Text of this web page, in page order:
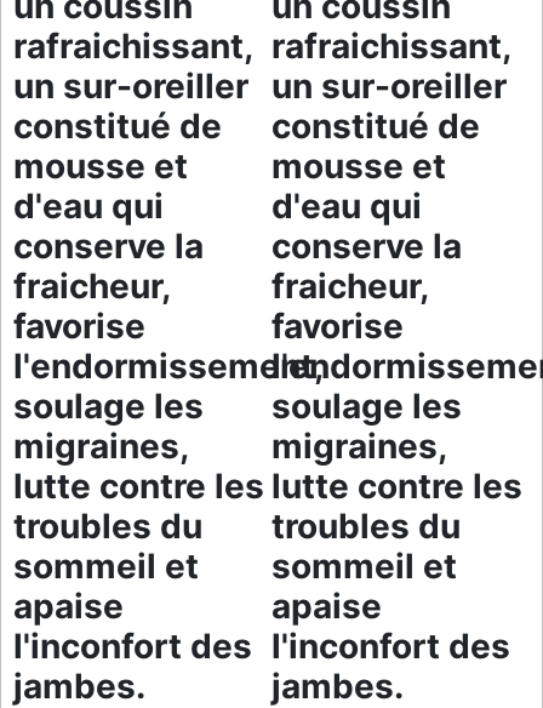
rafraichissant,
un sur-oreiller
constitué de
mousse et
d'eau qui
conserve la
fraicheur,
favorise
l'endormissement,
soulage les
migraines,
lutte contre les
troubles du
sommeil et
apaise
l'inconfort des
jambes.
rafraichissant,
un sur-oreiller
constitué de
mousse et
d'eau qui
conserve la
fraicheur,
favorise
soulage les
migraines,
lutte contre les
troubles du
sommeil et
apaise
l'inconfort des
jambes.